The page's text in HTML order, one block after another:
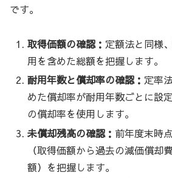
です。
取得価額の確認： 定額法と同様
用を含めた総額を把握します。
耐用年数と償却率の確認： 定率
めた償却率が耐用年数ごとに設
の償却率を使用します。
未償却残高の確認： 前年度末時
（取得価額から過去の減価償却
額）を把握します。